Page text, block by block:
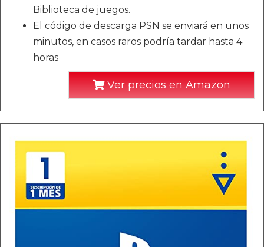
Biblioteca de juegos.
El código de descarga PSN se enviará en unos
minutos, en casos raros podría tardar hasta 4
horas
Ver precios en Amazon